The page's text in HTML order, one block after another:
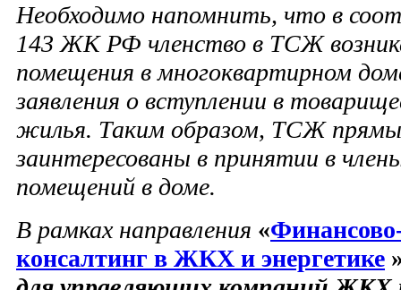
Необходимо напомнить, что в
143 ЖК РФ членство в ТСЖ
помещения в многоквартирном
заявления о вступлении в
жилья. Таким образом, ТСЖ
заинтересованы в принятии в
помещений в доме.
В рамках направления «
консалтинг в ЖКХ и энергетике